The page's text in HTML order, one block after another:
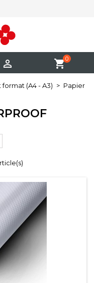
 shopping_cart0
format (A4 - A3)
Papier